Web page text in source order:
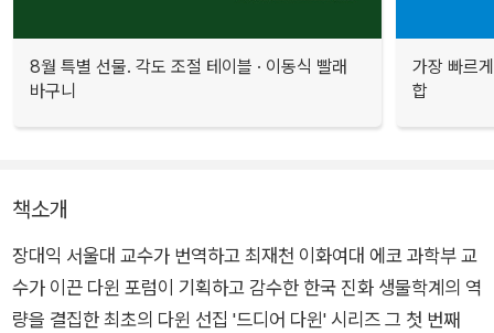
8월 특별 선물. 각도 조절 테이블 · 이동식 빨래
바구니
가장 빠르
합
책소개
장대익 서울대 교수가 번역하고 최재천 이화여대 에코 과학부 교
수가 이끈 다윈 포럼이 기획하고 감수한 한국 진화 생물학계의 역
량을 결집한 최초의 다윈 선집 '드디어 다윈' 시리즈 그 첫 번째